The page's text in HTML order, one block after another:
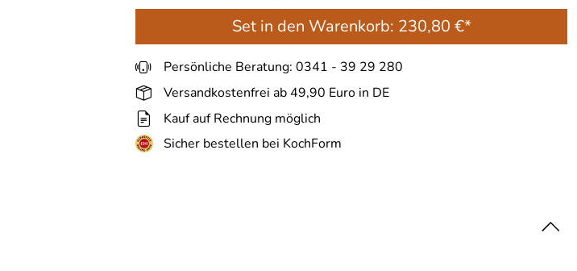
Set in den Warenkorb: 230,80 €*
Persönliche Beratung: 0341 - 39 29 280
Versandkostenfrei ab 49,90 Euro in DE
Kauf auf Rechnung möglich
Sicher bestellen bei KochForm